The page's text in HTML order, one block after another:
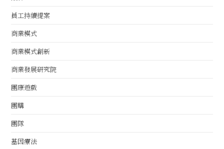
員工持續提案
商業模式
商業模式創新
商業發展研究院
團康遊戲
團購
團隊
基因療法